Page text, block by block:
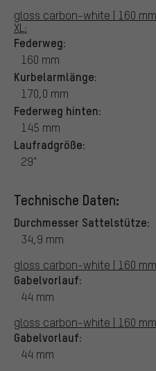
gloss carbon-white | 160
XL:
Federweg:
160 mm
Kurbelarmlänge:
170,0 mm
Federweg hinten:
145 mm
Laufradgröße:
29"
Technische Daten:
Durchmesser Sattelstütze:
34,9 mm
gloss carbon-white | 160
Gabelvorlauf:
44 mm
gloss carbon-white | 160
Gabelvorlauf:
44 mm